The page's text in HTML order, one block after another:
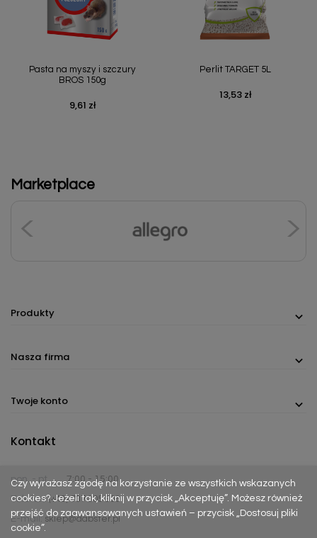
Pasta na myszy i szczury
BROS 150g
Cena
9,61 zł
Perlit TARGET 5L
Cena
13,53 zł
Marketplace
Produkty
Nasza firma
Twoje konto
Czy wyrażasz zgodę na korzystanie ze wszystkich wskazanych
cookies? Jeżeli tak, kliknij w przycisk „Akceptuję”. Możesz również
przejść do zaawansowanych ustawień – przycisk „Dostosuj pliki
cookie”.
Kontakt
pon. - pt.
7:00 - 15:00
Telefon:(+48) 737 305 306
E-mail: sklep@dabster.pl